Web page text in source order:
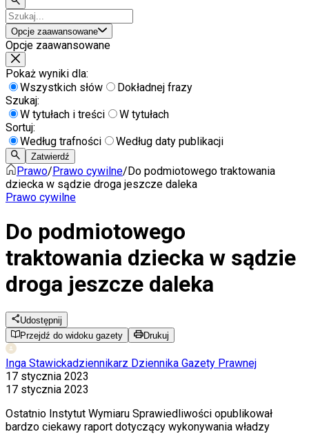
Opcje zaawansowane
Opcje zaawansowane
Pokaż wyniki dla:
Wszystkich słów
Dokładnej frazy
Szukaj:
W tytułach i treści
W tytułach
Sortuj:
Według trafności
Według daty publikacji
Zatwierdź
Prawo/Prawo cywilne/Do podmiotowego traktowania
dziecka w sądzie droga jeszcze daleka
Prawo cywilne
Do podmiotowego
traktowania dziecka w sądzie
droga jeszcze daleka
Udostępnij
Przejdź do widoku gazety
Drukuj
Inga Stawickadziennikarz Dziennika Gazety Prawnej
17 stycznia 2023
17 stycznia 2023
Ostatnio Instytut Wymiaru Sprawiedliwości opublikował
bardzo ciekawy raport dotyczący wykonywania władzy